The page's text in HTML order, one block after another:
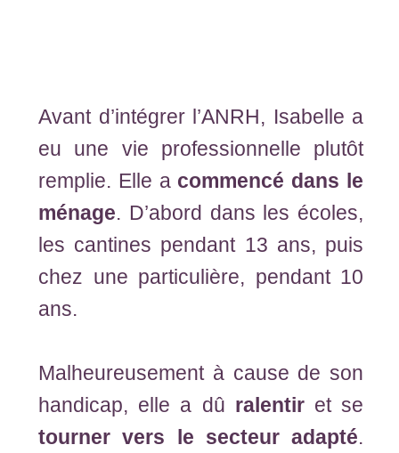
Avant d’intégrer l’ANRH, Isabelle a
eu une vie professionnelle plutôt
remplie. Elle a commencé dans le
ménage. D’abord dans les écoles,
les cantines pendant 13 ans, puis
chez une particulière, pendant 10
ans.
Malheureusement à cause de son
handicap, elle a dû ralentir et se
tourner vers le secteur adapté.